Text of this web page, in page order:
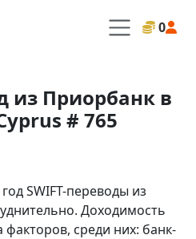
0
из Приорбанк в
# 765
SWIFT-переводы из
Доходимость
факторов, среди них: банк-